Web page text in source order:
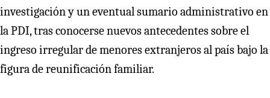
investigación y un eventual sumario administrativo en
la PDI, tras conocerse nuevos antecedentes sobre el
ingreso irregular de menores extranjeros al país bajo la
figura de reunificación familiar.